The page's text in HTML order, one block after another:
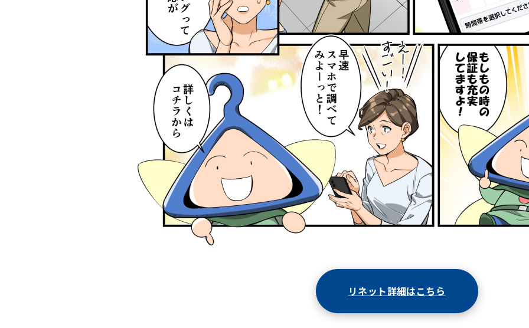
リネット詳細はこちら